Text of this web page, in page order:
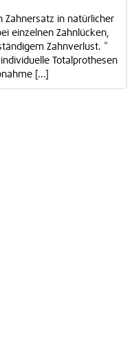
Zahnersatz in natürlicher
einzelnen Zahnlücken,
Zahnverlust. *
Totalprothesen
[...]